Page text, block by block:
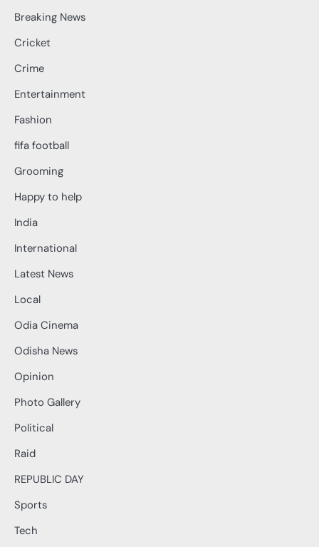
Breaking News
Cricket
Crime
Entertainment
Fashion
fifa football
Grooming
Happy to help
India
International
Latest News
Local
Odia Cinema
Odisha News
Opinion
Photo Gallery
Political
Raid
REPUBLIC DAY
Sports
Tech